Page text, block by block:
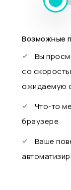
Возможные
Вы
со
ожидаемую
Что-то
браузере
Ваше